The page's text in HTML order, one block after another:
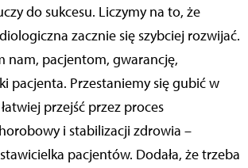
do sukcesu. Liczymy na to, że
zacznie się szybciej rozwijać.
nam, pacjentom, gwarancję,
pacjenta. Przestaniemy się gubić w
przejść przez proces
i stabilizacji zdrowia –
pacjentów. Dodała, że trzeba